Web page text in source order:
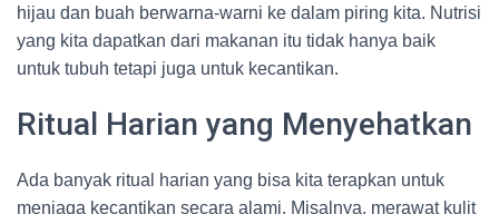
hijau dan buah berwarna-warni ke dalam piring kita. Nutrisi
yang kita dapatkan dari makanan itu tidak hanya baik
untuk tubuh tetapi juga untuk kecantikan.
Ritual Harian yang Menyehatkan
Ada banyak ritual harian yang bisa kita terapkan untuk
menjaga kecantikan secara alami. Misalnya, merawat kulit